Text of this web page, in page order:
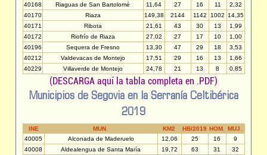
40168
Riaguas de San Bartolomé 11,64 27 16 11
2,32
40170
Riaza 149,38 2144 1142 1002
14,35
40171
Ribota 21,61 43 30 13
1,99
40172
Riofrío de Riaza 27,02 27 17 10
1,00
40196
Sequera de Fresno 13,30 47 29 18
3,53
40212
Valdevacas de Montejo 17,51 29 16 13
1,66
40229
Villaverde de Montejo 24,78 21 13 8 0,85
(DESCARGA aquí la tabla completa en .PDF)
Municipios de Segovia en la Serranía Celtibérica
2019
INE MUN. KM2 HB/2019 HOM. MUJ.
40005
Alconada de Maderuelo 12,06 25 16
9
40008
Aldealengua de Santa María 19,72 63 31 32